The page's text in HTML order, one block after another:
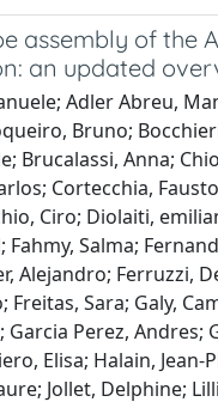
assembly of the
an updated
Adler Abreu,
Bruno;
Brucalassi, Anna;
Cortecchia,
Ciro; Diolaiti,
Fahmy, Salma;
Alejandro; Ferruzzi,
Freitas, Sara; Galy,
Garcia Perez, Andres;
Elisa; Halain, Jean-
Jollet, Delphine;